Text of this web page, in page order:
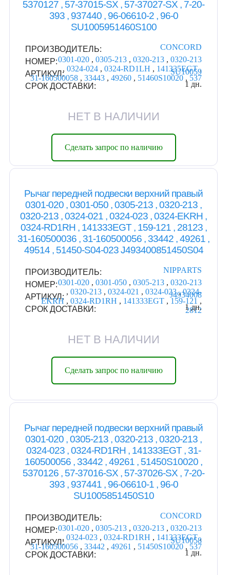
5370127 , 57-37015-SX , 57-37027-SX , 7-20-
393 , 937440 , 96-06610-2 , 96-0
SU1005951460S100
ПРОИЗВОДИТЕЛЬ:
CONCORD
НОМЕР:0301-020 ,0305-213 ,0320-213 ,0320-213
,0324-024 ,0324-RD1LH , 141335EGT,
31-160500058 ,33443 ,49260 , 51460S10020 , 537
АРТИКУЛ:
SU10059
СРОК ДОСТАВКИ:
1 дн.
НЕТ В НАЛИЧИИ
Сделать запрос по наличию
Рычаг передней подвески верхний правый
0301-020 , 0301-050 , 0305-213 , 0320-213 ,
0320-213 , 0324-021 , 0324-023 , 0324-EKRH ,
0324-RD1RH , 141333EGT , 159-121 , 28123 ,
31-160500036 , 31-160500056 , 33442 , 49261 ,
49514 , 51450-S04-023 J493400851450S04
ПРОИЗВОДИТЕЛЬ:
NIPPARTS
НОМЕР:0301-020 ,0301-050 ,0305-213 ,0320-213
,0320-213 ,0324-021 ,0324-023,0324-
EKRH ,0324-RD1RH , 141333EGT , 159-121 ,
2812
АРТИКУЛ:
J4934008
СРОК ДОСТАВКИ:
1 дн.
НЕТ В НАЛИЧИИ
Сделать запрос по наличию
Рычаг передней подвески верхний правый
0301-020 , 0305-213 , 0320-213 , 0320-213 ,
0324-023 , 0324-RD1RH , 141333EGT , 31-
160500056 , 33442 , 49261 , 51450S10020 ,
5370126 , 57-37016-SX , 57-37026-SX , 7-20-
393 , 937441 , 96-06610-1 , 96-0
SU1005851450S10
ПРОИЗВОДИТЕЛЬ:
CONCORD
НОМЕР:0301-020 ,0305-213 ,0320-213 ,0320-213
,0324-023 ,0324-RD1RH , 141333EGT,
31-160500056 ,33442 ,49261 , 51450S10020 , 537
АРТИКУЛ:
SU10058
СРОК ДОСТАВКИ:
1 дн.